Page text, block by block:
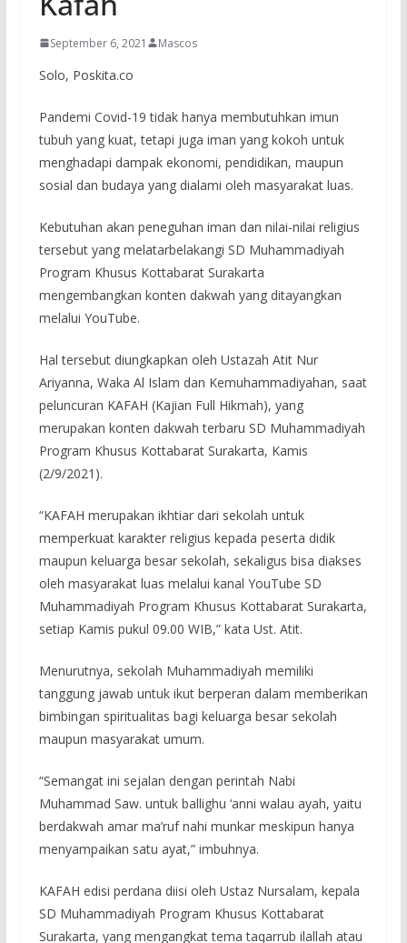
September 6, 2021 Mascos
Solo, Poskita.co
Pandemi Covid-19 tidak hanya membutuhkan imun
tubuh yang kuat, tetapi juga iman yang kokoh untuk
menghadapi dampak ekonomi, pendidikan, maupun
sosial dan budaya yang dialami oleh masyarakat luas.
Kebutuhan akan peneguhan iman dan nilai-nilai religius
tersebut yang melatarbelakangi SD Muhammadiyah
Program Khusus Kottabarat Surakarta
mengembangkan konten dakwah yang ditayangkan
melalui YouTube.
Hal tersebut diungkapkan oleh Ustazah Atit Nur
Ariyanna, Waka Al Islam dan Kemuhammadiyahan, saat
peluncuran KAFAH (Kajian Full Hikmah), yang
merupakan konten dakwah terbaru SD Muhammadiyah
Program Khusus Kottabarat Surakarta, Kamis
(2/9/2021).
“KAFAH merupakan ikhtiar dari sekolah untuk
memperkuat karakter religius kepada peserta didik
maupun keluarga besar sekolah, sekaligus bisa diakses
oleh masyarakat luas melalui kanal YouTube SD
Muhammadiyah Program Khusus Kottabarat Surakarta,
setiap Kamis pukul 09.00 WIB,” kata Ust. Atit.
Menurutnya, sekolah Muhammadiyah memiliki
tanggung jawab untuk ikut berperan dalam memberikan
bimbingan spiritualitas bagi keluarga besar sekolah
maupun masyarakat umum.
“Semangat ini sejalan dengan perintah Nabi
Muhammad Saw. untuk ballighu ‘anni walau ayah, yaitu
berdakwah amar ma’ruf nahi munkar meskipun hanya
menyampaikan satu ayat,” imbuhnya.
KAFAH edisi perdana diisi oleh Ustaz Nursalam, kepala
SD Muhammadiyah Program Khusus Kottabarat
Surakarta, yang mengangkat tema taqarrub ilallah atau